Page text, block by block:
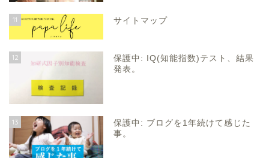
11 サイトマップ
12
保護中: IQ(知能指数)テスト、結果
発表。
13
保護中: ブログを1年続けて感じた
事。